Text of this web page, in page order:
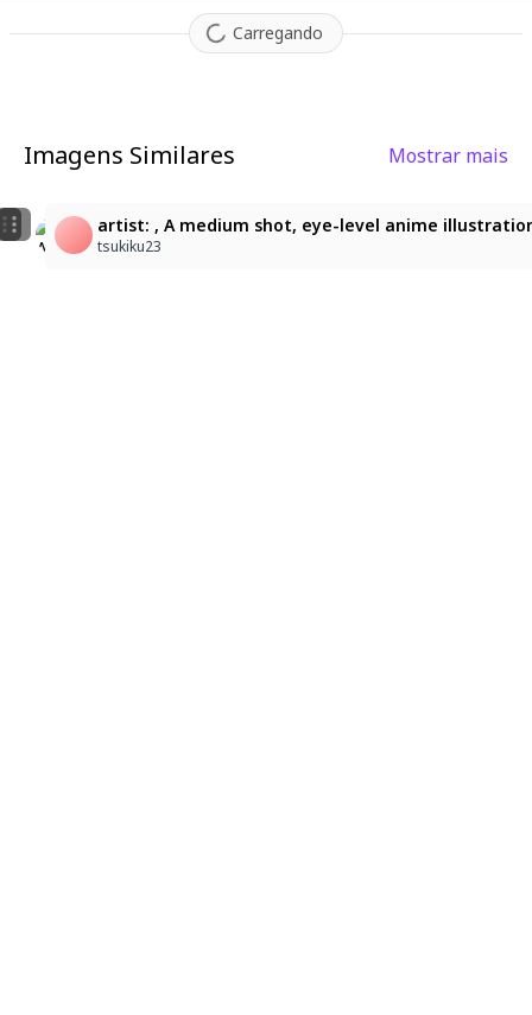
Carregando
Imagens Similares Mostrar mais
天野ゆき
天野ゆき
artist: , A medium shot, eye-level anime
tsukiku23